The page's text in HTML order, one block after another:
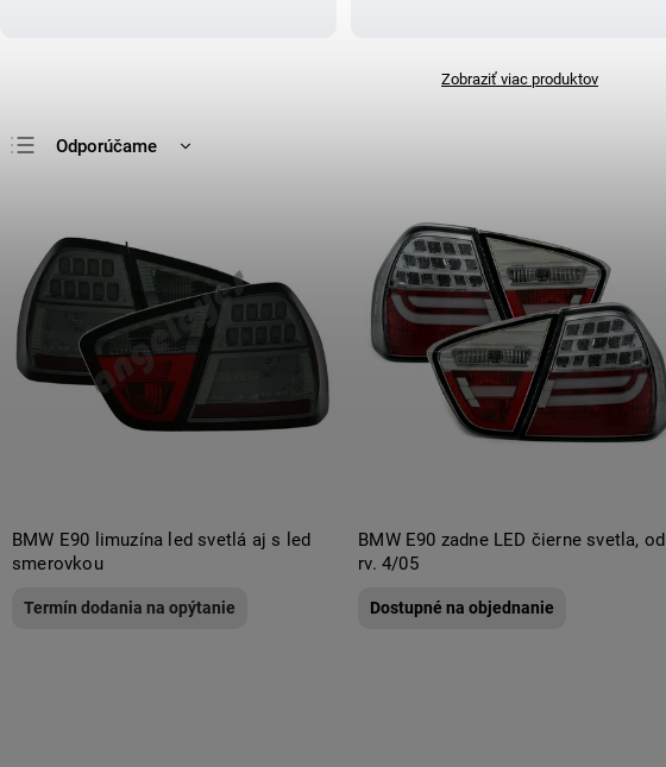
Zobraziť viac produktov
Odporúčame
Najpredávanejšie
Abecedne
BMW E90 limuzína led svetlá aj s led
smerovkou
Termín dodania na opýtanie
BMW E90 zadne LED čierne svetla, od
rv. 4/05
Dostupné na objednanie